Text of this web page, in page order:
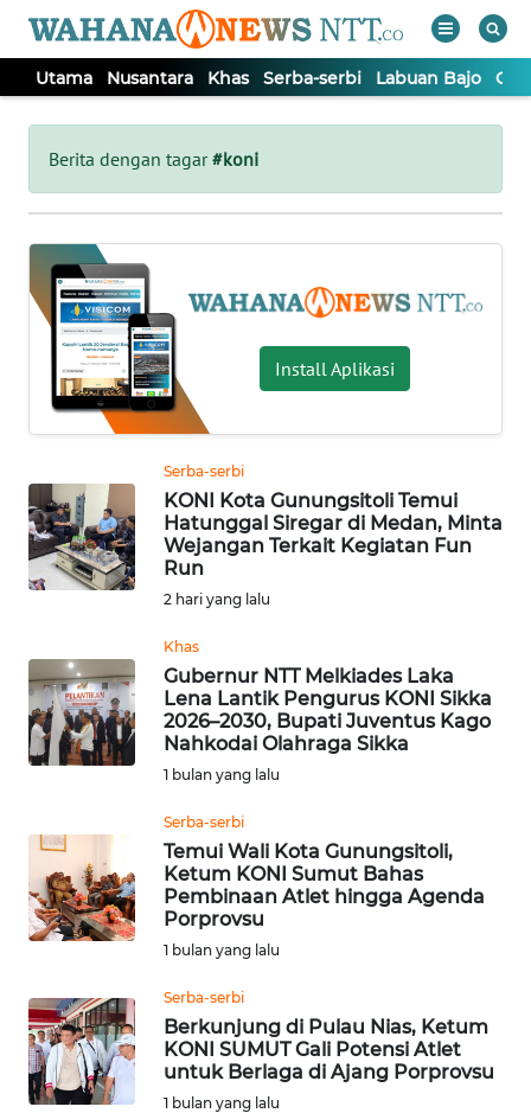
Utama Nusantara Khas Serba-serbi Labuan Bajo
Berita dengan tagar#koni
Install Aplikasi
Serba-serbi
KONI Kota Gunungsitoli Temui
Hatunggal Siregar di Medan, Minta
Wejangan Terkait Kegiatan Fun
Run
2 hari yang lalu
Khas
Gubernur NTT Melkiades Laka
Lena Lantik Pengurus KONI Sikka
2026–2030, Bupati Juventus Kago
Nahkodai Olahraga Sikka
1 bulan yang lalu
Serba-serbi
Temui Wali Kota Gunungsitoli,
Ketum KONI Sumut Bahas
Pembinaan Atlet hingga Agenda
Porprovsu
1 bulan yang lalu
Serba-serbi
Berkunjung di Pulau Nias, Ketum
KONI SUMUT Gali Potensi Atlet
untuk Berlaga di Ajang Porprovsu
1 bulan yang lalu
Tutup
UTAMA
NUSANTARA
KHAS
SERBA-
SERBI
LABUAN
BAJO
Informasi
INDEKS
BERITA
INFO
IKLAN
KAMI
PEDOMAN
MEDIA